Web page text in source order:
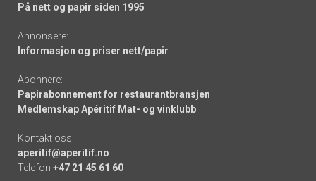
På nett og papir siden 1995
Annonsere:
Informasjon og priser nett/papir
Abonnere:
Papirabonnement for restaurantbransjen
Medlemskap Apéritif Mat- og vinklubb
Kontakt oss:
aperitif@aperitif.no
Telefon +47 21 45 61 60